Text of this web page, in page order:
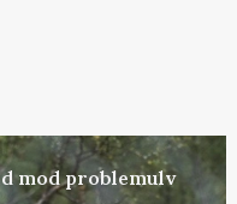
mod problemulv